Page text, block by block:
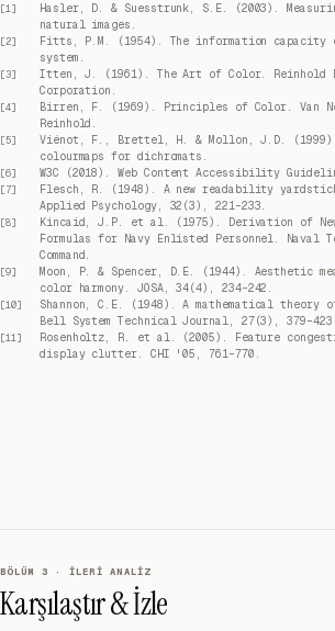
[1]
Hasler, D. & Suesstrunk, S.E. (2003).
natural images.
[2]
Fitts, P.M. (1954). The information capacity
system.
[3]
Itten, J. (1961). The Art of Color. Reinhold
Corporation.
[4]
Birren, F. (1969). Principles of Color. Van
Reinhold.
[5]
Viénot, F., Brettel, H. & Mollon, J.D.
colourmaps for dichromats.
[6] W3C (2018). Web Content Accessibility
[7]
Flesch, R. (1948). A new readability
Applied Psychology, 32(3), 221–233.
[8]
Kincaid, J.P. et al. (1975). Derivation of
Formulas for Navy Enlisted Personnel. Naval
Command.
[9]
Moon, P. & Spencer, D.E. (1944). Aesthetic
color harmony. JOSA, 34(4), 234–242.
[10]
Shannon, C.E. (1948). A mathematical theory
Bell System Technical Journal, 27(3), 379–423.
[11]
Rosenholtz, R. et al. (2005). Feature
display clutter. CHI '05, 761–770.
BÖLÜM 3 · İLERI ANALIZ
Karşılaştır & İzle